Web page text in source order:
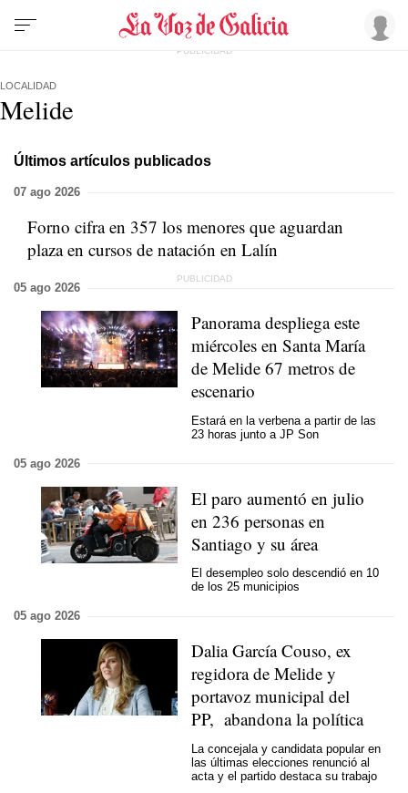
LOCALIDAD
Melide
Últimos artículos publicados
07 ago 2026
Forno cifra en 357 los menores que aguardan
plaza en cursos de natación en Lalín
05 ago 2026
Panorama despliega este
miércoles en Santa María
de Melide 67 metros de
escenario
Estará en la verbena a partir de las
23 horas junto a JP Son
05 ago 2026
El paro aumentó en julio
en 236 personas en
Santiago y su área
El desempleo solo descendió en 10
de los 25 municipios
05 ago 2026
Dalia García Couso, ex
regidora de Melide y
portavoz municipal del
PP, abandona la política
La concejala y candidata popular en
las últimas elecciones renunció al
acta y el partido destaca su trabajo